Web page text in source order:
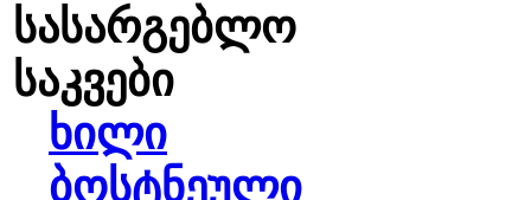
სასარგებლო
საკვები
ხილი
ბოსტნეული